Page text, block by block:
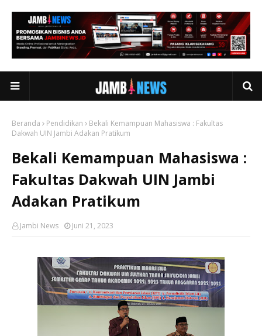
Beranda Pendidikan
Bekali Kemampuan Mahasiswa : Fakultas
Dakwah UIN Jambi Adakan Pratikum
Bekali Kemampuan Mahasiswa :
Fakultas Dakwah UIN Jambi
Adakan Pratikum
Jambi News Juni 21, 2023